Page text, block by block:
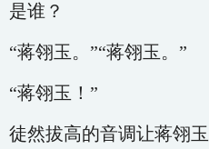
是谁？
“蒋翎玉。”“蒋翎玉。”
“蒋翎玉！”
徒然拔高的音调让蒋翎玉